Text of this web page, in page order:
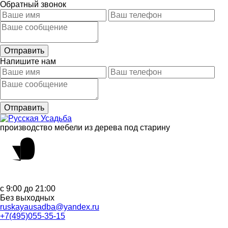
Обратный звонок
Напишите нам
производство мебели из дерева под старину
с 9:00 до 21:00
Без выходных
ruskayausadba@yandex.ru
+7(495)055-35-15